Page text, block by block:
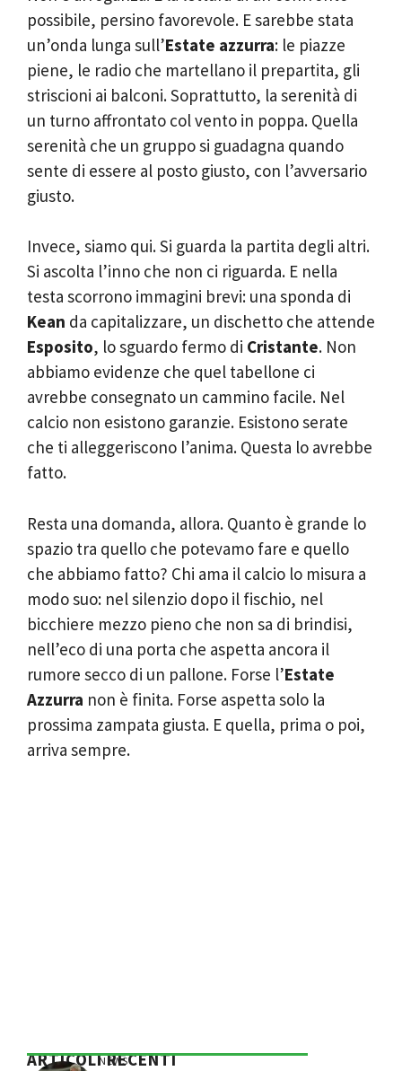
possibile, persino favorevole. E sarebbe stata
un’onda lunga sull’Estate azzurra: le piazze
piene, le radio che martellano il prepartita, gli
striscioni ai balconi. Soprattutto, la serenità di
un turno affrontato col vento in poppa. Quella
serenità che un gruppo si guadagna quando
sente di essere al posto giusto, con l’avversario
giusto.
Invece, siamo qui. Si guarda la partita degli altri.
Si ascolta l’inno che non ci riguarda. E nella
testa scorrono immagini brevi: una sponda di
Kean da capitalizzare, un dischetto che attende
Esposito, lo sguardo fermo di Cristante. Non
abbiamo evidenze che quel tabellone ci
avrebbe consegnato un cammino facile. Nel
calcio non esistono garanzie. Esistono serate
che ti alleggeriscono l’anima. Questa lo avrebbe
fatto.
Resta una domanda, allora. Quanto è grande lo
spazio tra quello che potevamo fare e quello
che abbiamo fatto? Chi ama il calcio lo misura a
modo suo: nel silenzio dopo il fischio, nel
bicchiere mezzo pieno che non sa di brindisi,
nell’eco di una porta che aspetta ancora il
rumore secco di un pallone. Forse l’Estate
Azzurra non è finita. Forse aspetta solo la
prossima zampata giusta. E quella, prima o poi,
arriva sempre.
ARTICOLI RECENTI
NEWS